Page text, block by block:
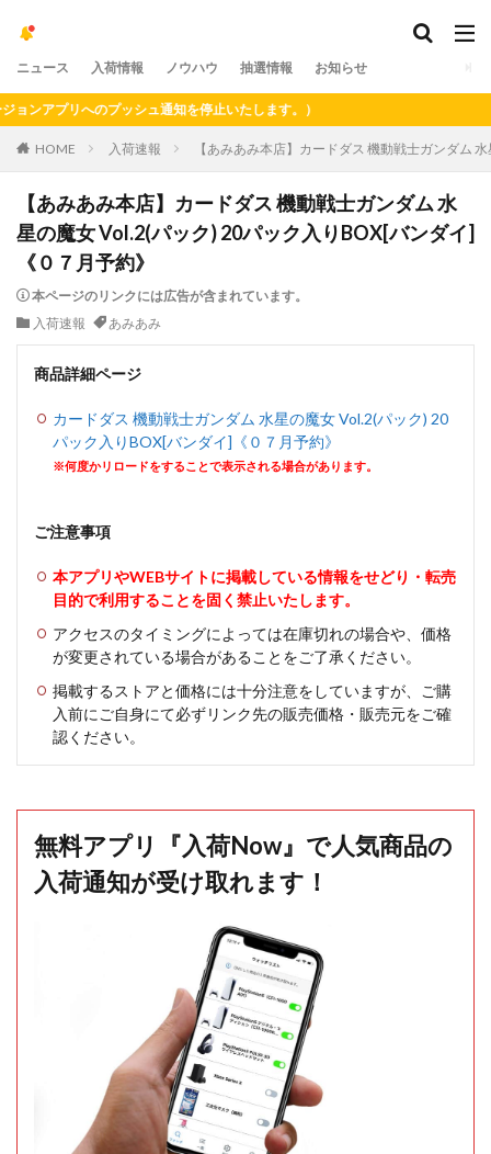
ニュース 入荷情報 ノウハウ 抽選情報 お知らせ
プリへのプッシュ通知を停止いたします。）
HOME 入荷速報 【あみあみ本店】カードダス 機動戦士ガンダム
【あみあみ本店】カードダス 機動戦士ガンダム 水
星の魔女 Vol.2(パック) 20パック入りBOX[バンダイ]
《０７月予約》
本ページのリンクには広告が含まれています。
入荷速報
あみあみ
商品詳細ページ
カードダス 機動戦士ガンダム 水星の魔女 Vol.2(パック) 20
パック入りBOX[バンダイ]《０７月予約》
※何度かリロードをすることで表示される場合があります。
ご注意事項
本アプリやWEBサイトに掲載している情報をせどり・転売
目的で利用することを固く禁止いたします。
アクセスのタイミングによっては在庫切れの場合や、価格
が変更されている場合があることをご了承ください。
掲載するストアと価格には十分注意をしていますが、ご購
入前にご自身にて必ずリンク先の販売価格・販売元をご確
認ください。
無料アプリ『入荷Now』で人気商品の
入荷通知が受け取れます！